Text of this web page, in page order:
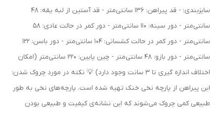
سایزبندی: - قد پیراهن: 136 سانتی‌متر - قد آستین از لبه یقه: 48
سانتی‌متر - دور سینه: 110 سانتی‌متر - دور کمر در حالت عادی: 58
سانتی‌متر - دور کمر در حالت کشسانی: 104 سانتی‌متر - دور باسن: 122
سانتی‌متر - دور بازو: 48 سانتی‌متر - چین پایین: 220 سانتی‌متر (امکان
اختلاف اندازه گیری تا 3 سانت وجود دارد) 💡 نکته در مورد چروک شدن:
این پیراهن از پارچه نخی خنک تهیه شده است. پارچه‌های نخی به طور
طبیعی کمی چروک می‌شوند که این نشانه‌ی کیفیت و طبیعی بودن